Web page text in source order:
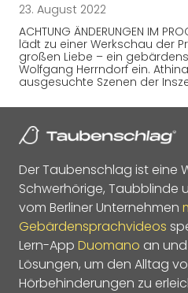
23. August 2022
ACHTUNG ÄNDERUNGEN IM
lädt zu einer Werkschau der
großen Liebe – ein
Wolfgang Herrndorf ein.
ausgesuchte Szenen der
Der Taubenschlag ist eine
Schwerhörige, Taubblinde
vom Berliner Unternehmen
Gebärdensprachvideos
Lern-App Duomano an
Lösungen, um den Alltag
Hörbehinderungen zu